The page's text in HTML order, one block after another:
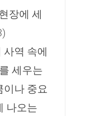
장에 세
역 속에
세우는
이나 중요
나오는